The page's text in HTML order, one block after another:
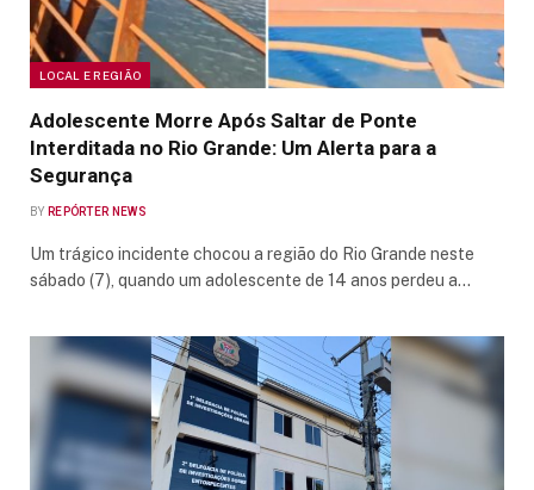
LOCAL E REGIÃO
Adolescente Morre Após Saltar de Ponte
Interditada no Rio Grande: Um Alerta para a
Segurança
BY REPÓRTER NEWS
Um trágico incidente chocou a região do Rio Grande neste
sábado (7), quando um adolescente de 14 anos perdeu a…